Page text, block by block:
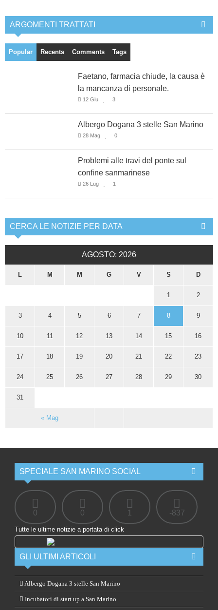
ARGOMENTI TRATTATI
Popular Recents Comments Tags
Faetano, farmacia chiude, la causa è
la mancanza di personale.
12 Giu 3
Albergo Dogana 3 stelle San Marino
28 Mag 0
Problemi alle travi del ponte sul
confine sanmarinese
26 Lug 1
CERCA LE NOTIZIE PER DATA
AGOSTO: 2026
L M M G V S D
« Mag
1 2
3 4 5 6 7 8 9
10 11 12 13 14 15 16
17 18 19 20 21 22 23
24 25 26 27 28 29 30
31
SPECIALE SAN MARINO SOCIAL
0 0 1 -837
Tutte le ultime notizie a portata di click
GLI ULTIMI ARTICOLI
Albergo Dogana 3 stelle San Marino
Incubatori di start up a San Marino